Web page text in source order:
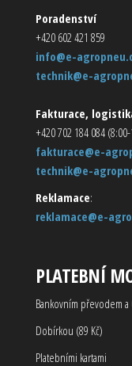
Poradenství
+420 602 421 859
info@e-
technik@e-
Fakturace,
+420 702 184 084
fakturace@e-
technik@e-
Reklamace:
reklamace@e-
PLATEBNÍ
Bankovním převodem
Dobírkou (89 Kč)
Platebními kartami